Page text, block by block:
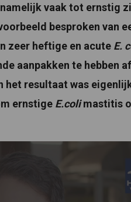
vaak tot ernstig
besproken van
zeer heftige en acute E.
aanpakken te hebben
het resultaat was
ernstige E.colimastitis